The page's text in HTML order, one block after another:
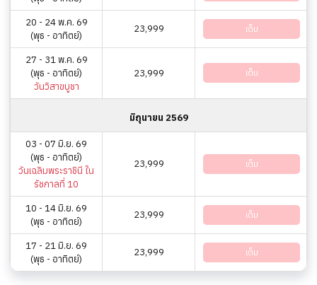
20 - 24 พ.ค. 69
(พุธ - อาทิตย์)
23,999 เต็ม
27 - 31 พ.ค. 69
(พุธ - อาทิตย์)
วันวิสาขบูชา
23,999 เต็ม
มิถุนายน 2569
03 - 07 มิ.ย. 69
(พุธ - อาทิตย์)
วันเฉลิมพระราชินี ใน
รัชกาลที่ 10
23,999 เต็ม
10 - 14 มิ.ย. 69
(พุธ - อาทิตย์)
23,999 เต็ม
17 - 21 มิ.ย. 69
(พุธ - อาทิตย์)
23,999 เต็ม